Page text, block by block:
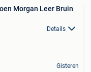
Morgan Leer Bruin
Details
Gisteren